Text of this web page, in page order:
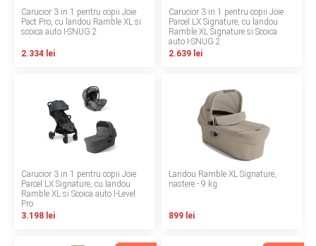
Instalare scaune/scoici auto
ANPC
Contact
Copyright 2026 BabyMatters
Carucior 3 in 1 pentru copii Joie
Pact Pro, cu landou Ramble XL si
scoica auto I-SNUG 2
2.334 lei
Carucior 3 in 1 pentru copii Joie
Parcel LX Signature, cu landou
Ramble XL Signature si Scoica
auto I-SNUG 2
2.639 lei
Carucior 3 in 1 pentru copii Joie
Parcel LX Signature, cu landou
Ramble XL si Scoica auto I-Level
Pro
3.198 lei
Landou Ramble XL Signature,
nastere - 9 kg
899 lei